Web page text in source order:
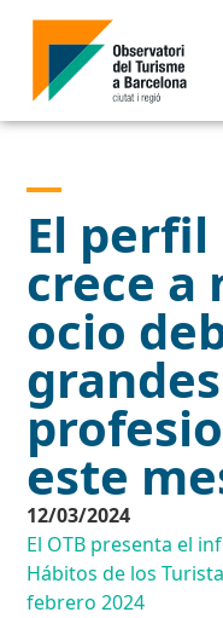
El
crece a
ocio
este
12/03/2024
El OTB presenta el
Hábitos de los
febrero 2024